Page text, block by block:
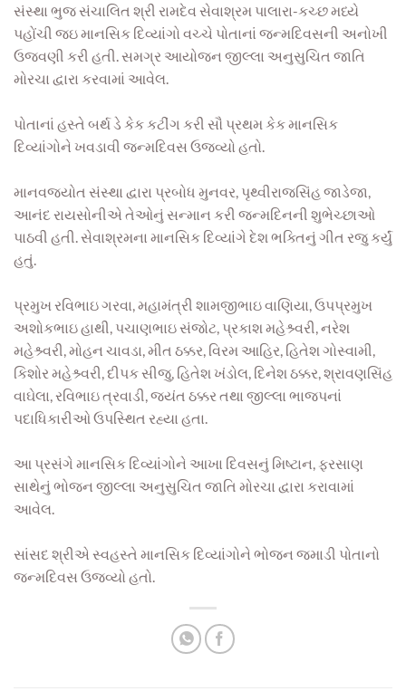
સંસ્થા ભુજ સંચાલિત શ્રી રામદેવ સેવાશ્રમ પાલારા-કચ્છ મધ્યે
પહોંચી જઇ માનસિક દિવ્યાંગો વચ્ચે પોતાનાં જન્મદિવસની અનોખી
ઉજવણી કરી હતી. સમગ્ર આયોજન જીલ્લા અનુસુચિત જાતિ
મોરચા દ્વારા કરવામાં આવેલ.
પોતાનાં હસ્તે બર્થ ડે કેક કટીંગ કરી સૌ પ્રથમ કેક માનસિક
દિવ્યાંગોને ખવડાવી જન્મદિવસ ઉજવ્યો હતો.
માનવજ્યોત સંસ્થા દ્વારા પ્રબોધ મુનવર, પૃથ્વીરાજસિંહ જાડેજા,
આનંદ રાયસોનીએ તેઓનું સન્માન કરી જન્મદિનની શુભેચ્છાઓ
પાઠવી હતી. સેવાશ્રમના માનસિક દિવ્યાંગે દેશ ભક્તિનું ગીત રજુ કર્યું
હતું.
પ્રમુખ રવિભાઇ ગરવા, મહામંત્રી શામજીભાઇ વાણિયા, ઉપપ્રમુખ
અશોકભાઇ હાથી, પચાણભાઇ સંજોટ, પ્રકાશ મહેશ્ર્વરી, નરેશ
મહેશ્ર્વરી, મોહન ચાવડા, મીત ઠક્કર, વિરમ આહિર, હિતેશ ગોસ્વામી,
કિશોર મહેશ્ર્વરી, દીપક સીજુ, હિતેશ ખંડોલ, દિનેશ ઠક્કર, શ્રાવણસિંહ
વાઘેલા, રવિભાઇ ત્રવાડી, જયંત ઠક્કર તથા જીલ્લા ભાજપનાં
પદાધિકારીઓ ઉપસ્થિત રહ્યા હતા.
આ પ્રસંગે માનસિક દિવ્યાંગોને આખા દિવસનું મિષ્ટાન, ફરસાણ
સાથેનું ભોજન જીલ્લા અનુસુચિત જાતિ મોરચા દ્વારા કરાવામાં
આવેલ.
સાંસદ શ્રીએ સ્વહસ્તે માનસિક દિવ્યાંગોને ભોજન જમાડી પોતાનો
જન્મદિવસ ઉજવ્યો હતો.